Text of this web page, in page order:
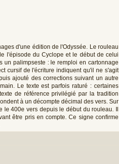
d'une édition de l'Odyssée. Le rouleau
l'épisode du Cyclope et le début de celui
un palimpseste : le remploi en cartonnage
cursif de l'écriture indiquent qu'il ne s'agit
ajouté des corrections suivant un autre
Le texte est parfois raturé : certaines
de référence privilégié par la tradition
à un décompte décimal des vers. Sur
400e vers depuis le début du rouleau. Il
être pris en compte. Ce signe confirme